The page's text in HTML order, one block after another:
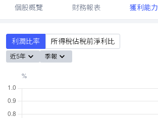
個股概覽 財務報表 獲利能力
利潤比率 所得稅佔稅前淨利比
近5年 季報